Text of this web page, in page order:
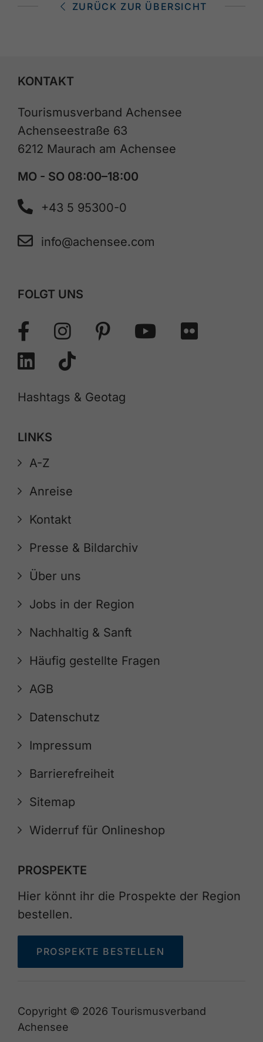
ZURÜCK ZUR ÜBERSICHT
KONTAKT
Tourismusverband Achensee
Achenseestraße 63
6212 Maurach am Achensee
MO - SO 08:00–18:00
+43 5 95300-0
info@achensee.com
FOLGT UNS
Hashtags & Geotag
LINKS
A-Z
Anreise
Kontakt
Presse & Bildarchiv
Über uns
Jobs in der Region
Nachhaltig & Sanft
Häufig gestellte Fragen
AGB
Datenschutz
Impressum
Barrierefreiheit
Sitemap
Widerruf für Onlineshop
PROSPEKTE
Hier könnt ihr die Prospekte der Region
bestellen.
PROSPEKTE BESTELLEN
Copyright © 2026 Tourismusverband
Achensee